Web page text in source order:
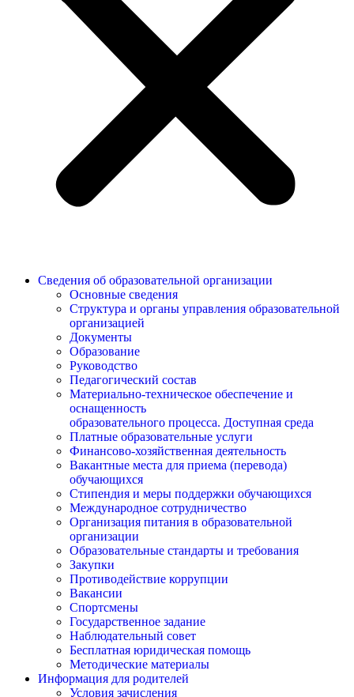
Сведения об образовательной организации
Основные сведения
Структура и органы управления образовательной
организацией
Документы
Образование
Руководство
Педагогический состав
Материально-техническое обеспечение и
оснащенность
образовательного процесса. Доступная среда
Платные образовательные услуги
Финансово-хозяйственная деятельность
Вакантные места для приема (перевода)
обучающихся
Стипендия и меры поддержки обучающихся
Международное сотрудничество
Организация питания в образовательной
организации
Образовательные стандарты и требования
Закупки
Противодействие коррупции
Вакансии
Спортсмены
Государственное задание
Наблюдательный совет
Бесплатная юридическая помощь
Методические материалы
Информация для родителей
Условия зачисления